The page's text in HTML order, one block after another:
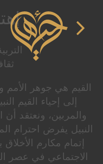
القيم هي جوهر الأمم
إلى إحياء القيم
والمربين، ونعتقد أن
النبيل يفرض احترام
إتمام مكارم
الاجتماعي في عصر